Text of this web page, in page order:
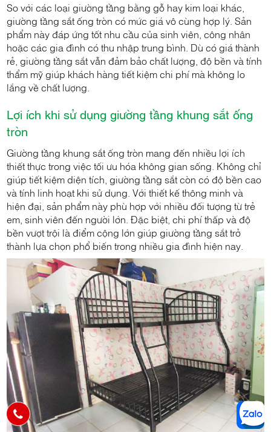
So với các loại giường tầng bằng gỗ hay kim loại khác,
giường tầng sắt ống tròn có mức giá vô cùng hợp lý. Sản
phẩm này đáp ứng tốt nhu cầu của sinh viên, công nhân
hoặc các gia đình có thu nhập trung bình. Dù có giá thành
rẻ, giường tầng sắt vẫn đảm bảo chất lượng, độ bền và tính
thẩm mỹ giúp khách hàng tiết kiệm chi phí mà không lo
lắng về chất lượng.
Lợi ích khi sử dụng giường tầng khung sắt ống
tròn
Giường tầng khung sắt ống tròn mang đến nhiều lợi ích
thiết thực trong việc tối ưu hóa không gian sống. Không chỉ
giúp tiết kiệm diện tích, giường tầng sắt còn có độ bền cao
và tính linh hoạt khi sử dụng. Với thiết kế thông minh và
hiện đại, sản phẩm này phù hợp với nhiều đối tượng từ trẻ
em, sinh viên đến người lớn. Đặc biệt, chi phí thấp và độ
bền vượt trội là điểm cộng lớn giúp giường tầng sắt trở
thành lựa chọn phổ biến trong nhiều gia đình hiện nay.